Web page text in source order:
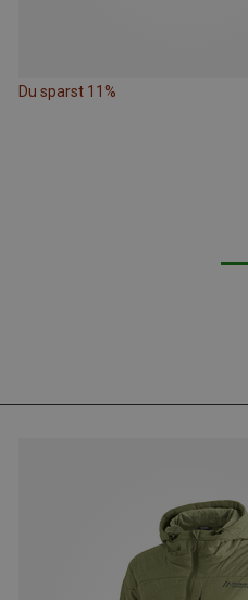
Du sparst 11%